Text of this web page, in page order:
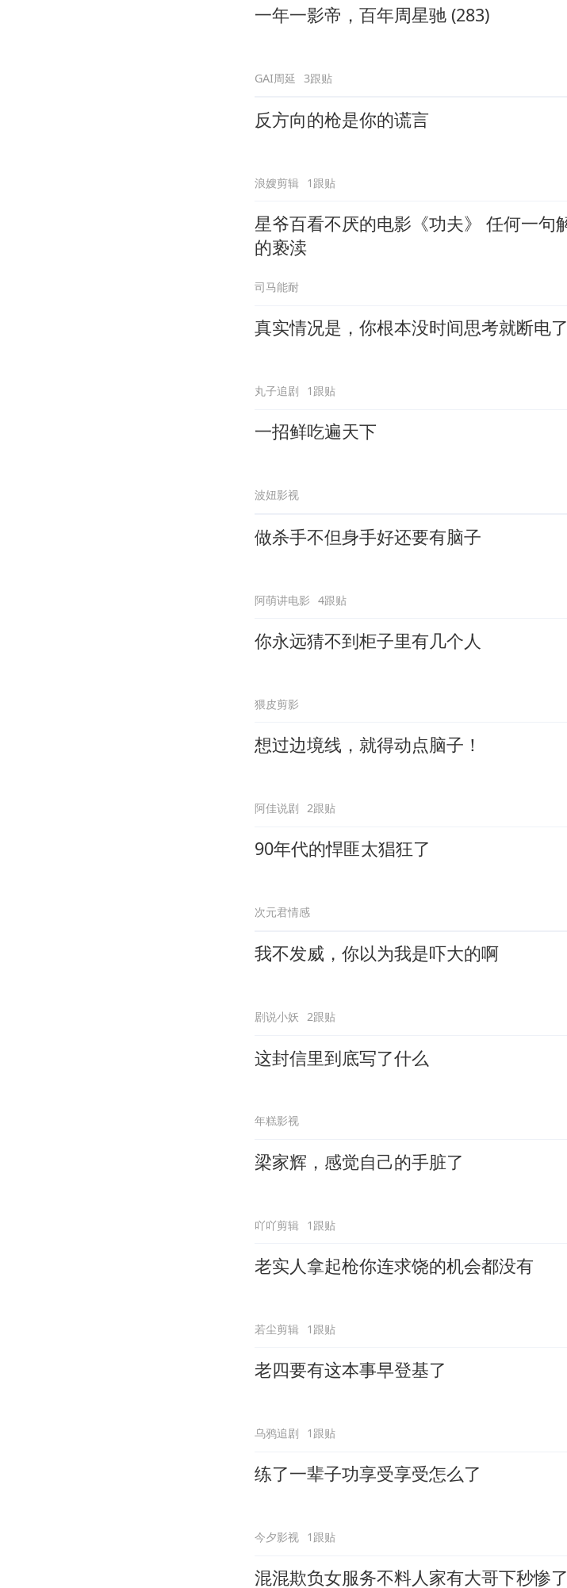
一年一影帝，百年周星驰 (283)
GAI周延 3跟贴
反方向的枪是你的谎言
浪嫂剪辑 1跟贴
星爷百看不厌的电影《功夫》 任何一句解说都是对电影
的亵渎
司马能耐
真实情况是，你根本没时间思考就断电了
丸子追剧 1跟贴
一招鲜吃遍天下
波妞影视
做杀手不但身手好还要有脑子
阿萌讲电影 4跟贴
你永远猜不到柜子里有几个人
猥皮剪影
想过边境线，就得动点脑子！
阿佳说剧 2跟贴
90年代的悍匪太猖狂了
次元君情感
我不发威，你以为我是吓大的啊
剧说小妖 2跟贴
这封信里到底写了什么
年糕影视
梁家辉，感觉自己的手脏了
吖吖剪辑 1跟贴
老实人拿起枪你连求饶的机会都没有
若尘剪辑 1跟贴
老四要有这本事早登基了
乌鸦追剧 1跟贴
练了一辈子功享受享受怎么了
今夕影视 1跟贴
混混欺负女服务不料人家有大哥下秒惨了